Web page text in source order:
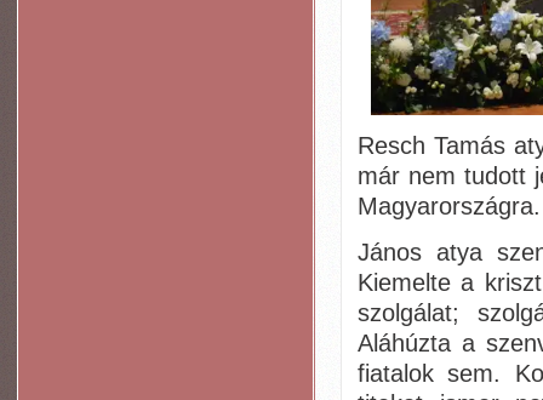
Resch Tamás
már nem tudott
Magyarországra.
János atya
Kiemelte a
szolgálat;
Aláhúzta a
fiatalok sem.